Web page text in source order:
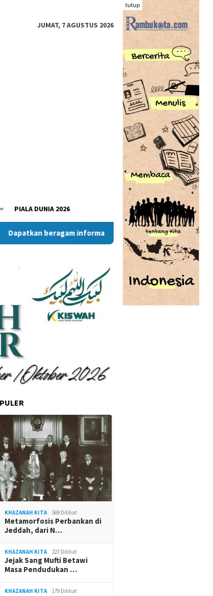
tutup
JUMAT, 7 AGUSTUS 2026
PIALA DUNIA 2026
beragam informasi dan berita menarik dari situs
KHAZANAH KITA 569 Dilihat
Metamorfosis Perbankan di
Jeddah, dari N…
KHAZANAH KITA 227 Dilihat
Jejak Sang Mufti Betawi
Masa Pendudukan …
KHAZANAH KITA 179 Dilihat